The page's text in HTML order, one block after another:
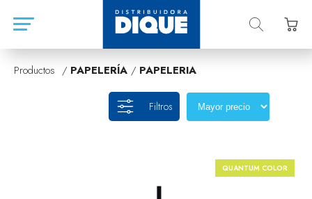
Productos / PAPELERÍA / PAPELERIA
Filtros
QUANTUM COLOR